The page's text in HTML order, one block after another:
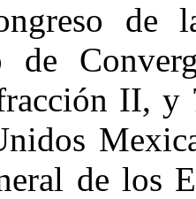
de
de
II, y
de los